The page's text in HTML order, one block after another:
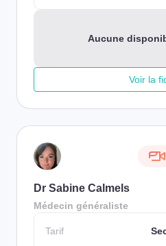
Aucune
Voir la
Dr Sabine Calmels
Médecin généraliste
Tarif